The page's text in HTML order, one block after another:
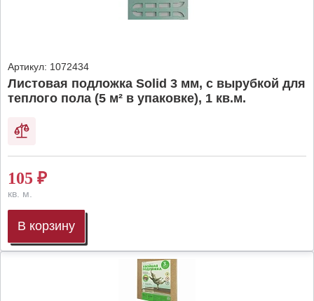
Артикул: 1072434
Листовая подложка Solid 3 мм, с вырубкой для
теплого пола (5 м² в упаковке), 1 кв.м.
105 ₽
кв. м.
В корзину